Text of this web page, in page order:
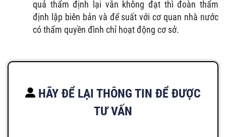
quả thẩm định lại vẫn không đạt thì đoàn thẩm
định lập biên bản và để suất với cơ quan nhà nước
có thẩm quyền đình chỉ hoạt động cơ sở.
HÃY ĐỂ LẠI THÔNG TIN ĐỂ ĐƯỢC
TƯ VẤN